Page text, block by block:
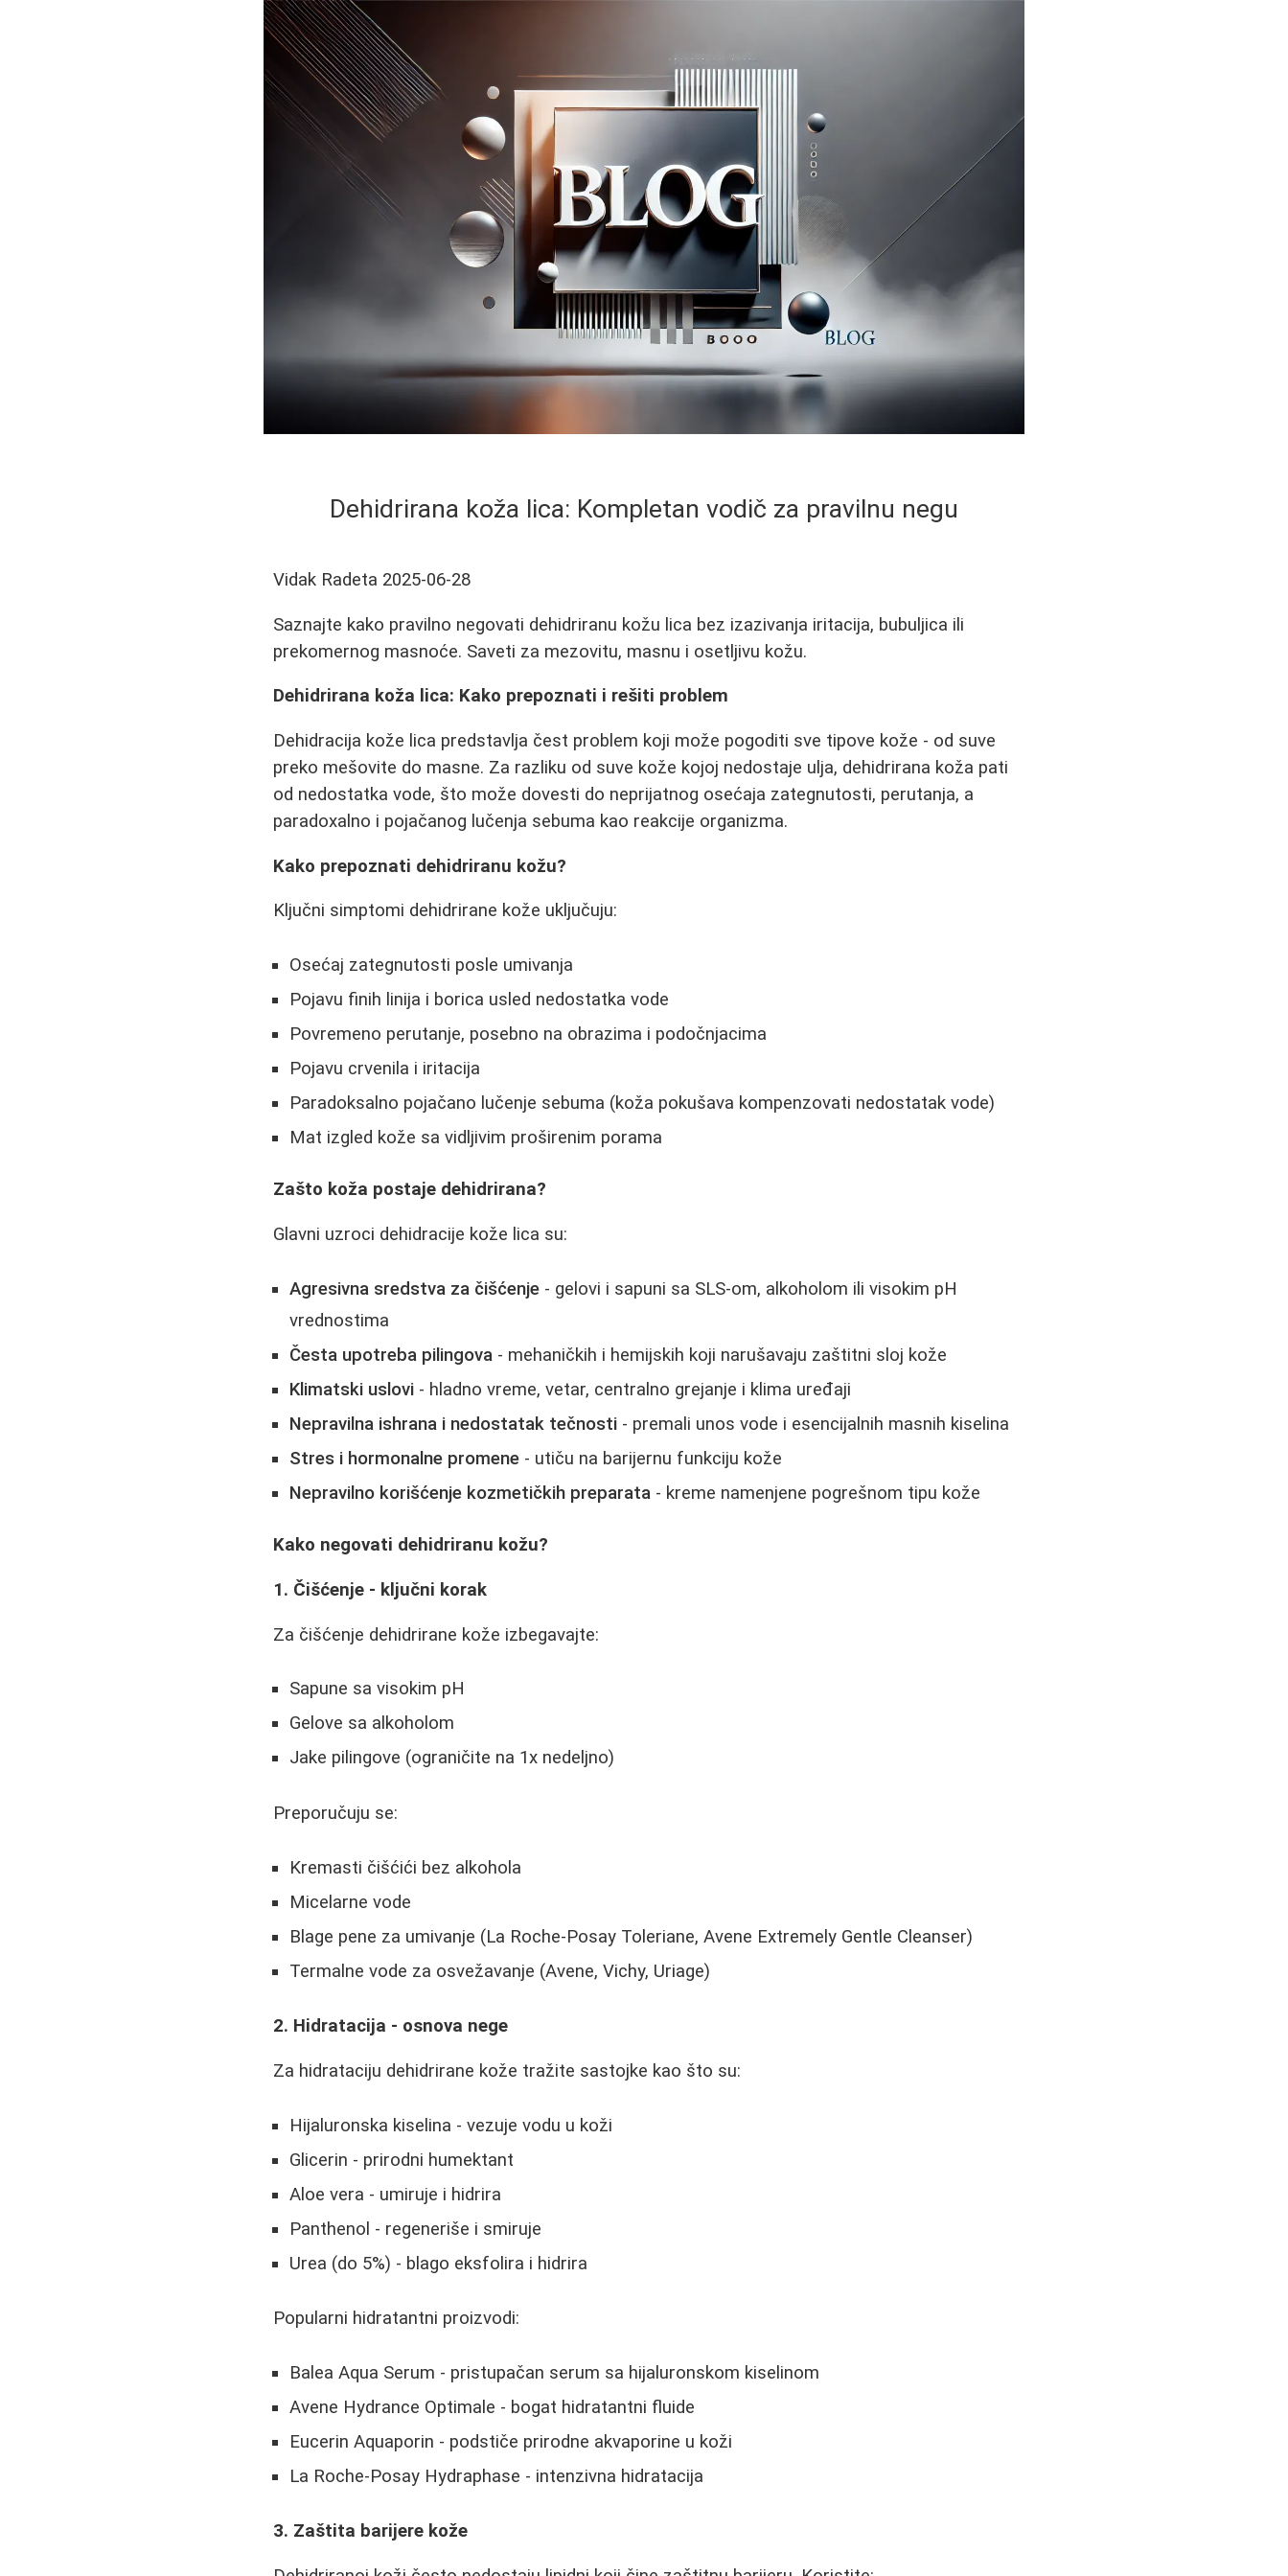
Dehidrirana koža lica: Kompletan vodič za pravilnu negu
Vidak Radeta 2025-06-28
Saznajte kako pravilno negovati dehidriranu kožu lica bez izazivanja iritacija, bubuljica ili
prekomernog masnoće. Saveti za mezovitu, masnu i osetljivu kožu.
Dehidrirana koža lica: Kako prepoznati i rešiti problem
Dehidracija kože lica predstavlja čest problem koji može pogoditi sve tipove kože - od suve
preko mešovite do masne. Za razliku od suve kože kojoj nedostaje ulja, dehidrirana koža pati
od nedostatka vode, što može dovesti do neprijatnog osećaja zategnutosti, perutanja, a
paradoxalno i pojačanog lučenja sebuma kao reakcije organizma.
Kako prepoznati dehidriranu kožu?
Ključni simptomi dehidrirane kože uključuju:
Osećaj zategnutosti posle umivanja
Pojavu finih linija i borica usled nedostatka vode
Povremeno perutanje, posebno na obrazima i podočnjacima
Pojavu crvenila i iritacija
Paradoksalno pojačano lučenje sebuma (koža pokušava kompenzovati nedostatak vode)
Mat izgled kože sa vidljivim proširenim porama
Zašto koža postaje dehidrirana?
Glavni uzroci dehidracije kože lica su:
Agresivna sredstva za čišćenje - gelovi i sapuni sa SLS-om, alkoholom ili visokim pH
vrednostima
Česta upotreba pilingova - mehaničkih i hemijskih koji narušavaju zaštitni sloj kože
Klimatski uslovi - hladno vreme, vetar, centralno grejanje i klima uređaji
Nepravilna ishrana i nedostatak tečnosti - premali unos vode i esencijalnih masnih kiselina
Stres i hormonalne promene - utiču na barijernu funkciju kože
Nepravilno korišćenje kozmetičkih preparata - kreme namenjene pogrešnom tipu kože
Kako negovati dehidriranu kožu?
1. Čišćenje - ključni korak
Za čišćenje dehidrirane kože izbegavajte:
Sapune sa visokim pH
Gelove sa alkoholom
Jake pilingove (ograničite na 1x nedeljno)
Preporučuju se:
Kremasti čišćići bez alkohola
Micelarne vode
Blage pene za umivanje (La Roche-Posay Toleriane, Avene Extremely Gentle Cleanser)
Termalne vode za osvežavanje (Avene, Vichy, Uriage)
2. Hidratacija - osnova nege
Za hidrataciju dehidrirane kože tražite sastojke kao što su:
Hijaluronska kiselina - vezuje vodu u koži
Glicerin - prirodni humektant
Aloe vera - umiruje i hidrira
Panthenol - regeneriše i smiruje
Urea (do 5%) - blago eksfolira i hidrira
Popularni hidratantni proizvodi:
Balea Aqua Serum - pristupačan serum sa hijaluronskom kiselinom
Avene Hydrance Optimale - bogat hidratantni fluide
Eucerin Aquaporin - podstiče prirodne akvaporine u koži
La Roche-Posay Hydraphase - intenzivna hidratacija
3. Zaštita barijere kože